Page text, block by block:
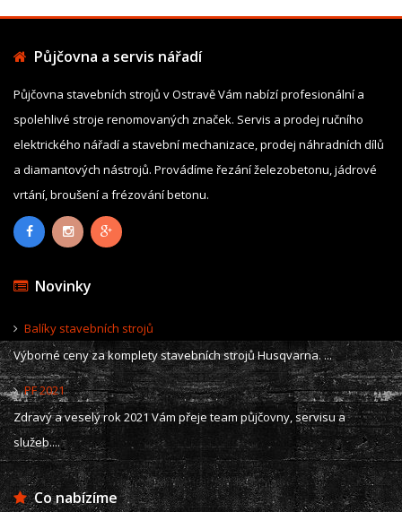
Půjčovna a servis nářadí
Půjčovna stavebních strojů v Ostravě Vám nabízí profesionální a
spolehlivé stroje renomovaných značek. Servis a prodej ručního
elektrického nářadí a stavební mechanizace, prodej náhradních dílů
a diamantových nástrojů. Provádíme řezání železobetonu, jádrové
vrtání, broušení a frézování betonu.
Novinky
Balíky stavebních strojů
Výborné ceny za komplety stavebních strojů Husqvarna. ...
PF 2021
Zdravý a veselý rok 2021 Vám přeje team půjčovny, servisu a
služeb....
Co nabízíme